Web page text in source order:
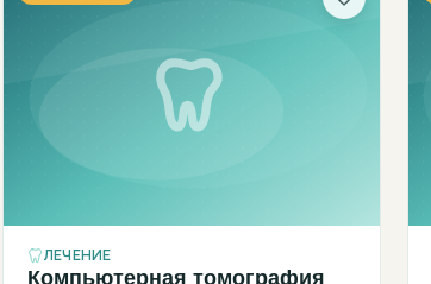
ЛЕЧЕНИЕ
Компьютерная томография